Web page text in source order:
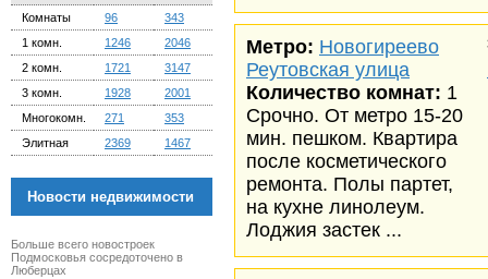
Комнаты
96
343
1 комн.
1246
2046
2 комн.
1721
3147
3 комн.
1928
2001
Многокомн.
271
353
Элитная
2369 1467
Новости недвижимости
Больше всего новостроек
Подмосковья сосредоточено в
Люберцах
Метро: Новогиреево
Реутовская улица
Количество комнат: 1
Срочно. От метро 15-20
мин. пешком. Квартира
после косметического
ремонта. Полы партет,
на кухне линолеум.
Лоджия застек ...